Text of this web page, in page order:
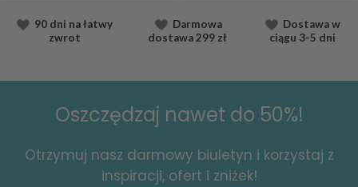
90 dni na łatwy
zwrot
Darmowa
dostawa299 zł
Dostawaw
ciągu 3-5 dni
Oszczędzaj nawet do 50%!
Otrzymuj nasz darmowy biuletyn i korzystaj z
inspiracji, ofert i zniżek!